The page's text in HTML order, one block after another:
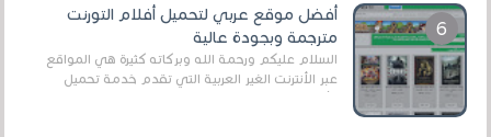
أفضل موقع عربي لتحميل أفلام التورنت
مترجمة وبجودة عالية
السلام عليكم ورحمة الله وبركاته كثيرة هي المواقع
عبر الأنترنت الغير العربية التي تقدم خدمة تحميل